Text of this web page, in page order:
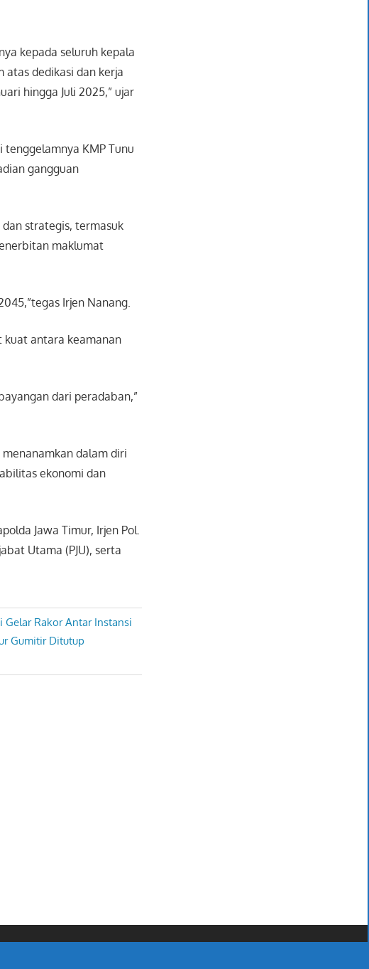
kepada seluruh kepala
atas dedikasi dan kerja
hingga Juli 2025,” ujar
KMP Tunu
gangguan
strategis, termasuk
maklumat
Irjen Nanang.
kuat antara keamanan
dari peradaban,”
dalam diri
ekonomi dan
Jawa Timur, Irjen Pol.
Utama (PJU), serta
Gelar Rakor Antar Instansi
Gumitir Ditutup